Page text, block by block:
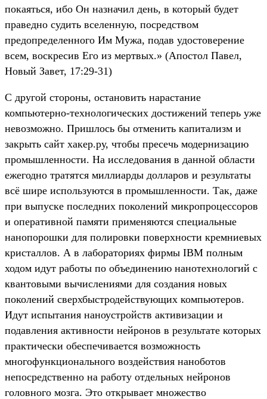
покаяться, ибо Он назначил день, в который будет
праведно судить вселенную, посредством
предопределенного Им Мужа, подав удостоверение
всем, воскресив Его из мертвых.» (Апостол Павел,
Новый Завет, 17:29-31)
С другой стороны, остановить нарастание
компьютерно-технологических достижений теперь уже
невозможно. Пришлось бы отменить капитализм и
закрыть сайт хакер.ру, чтобы пресечь модернизацию
промышленности. На исследования в данной области
ежегодно тратятся миллиарды долларов и результаты
всё шире используются в промышленности. Так, даже
при выпуске последних поколений микропроцессоров
и оперативной памяти применяются специальные
нанопорошки для полировки поверхности кремниевых
кристаллов. А в лабораториях фирмы IBM полным
ходом идут работы по объединению нанотехнологий с
квантовыми вычислениями для создания новых
поколений сверхбыстродействующих компьютеров.
Идут испытания наноустройств активизации и
подавления активности нейронов в результате которых
практически обеспечивается возможность
многофункционального воздействия наноботов
непосредственно на работу отдельных нейронов
головного мозга. Это открывает множество